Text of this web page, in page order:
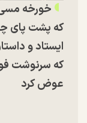
خورخه
که پشت پای
ایستاد و
که سرنوشت
عوض کرد